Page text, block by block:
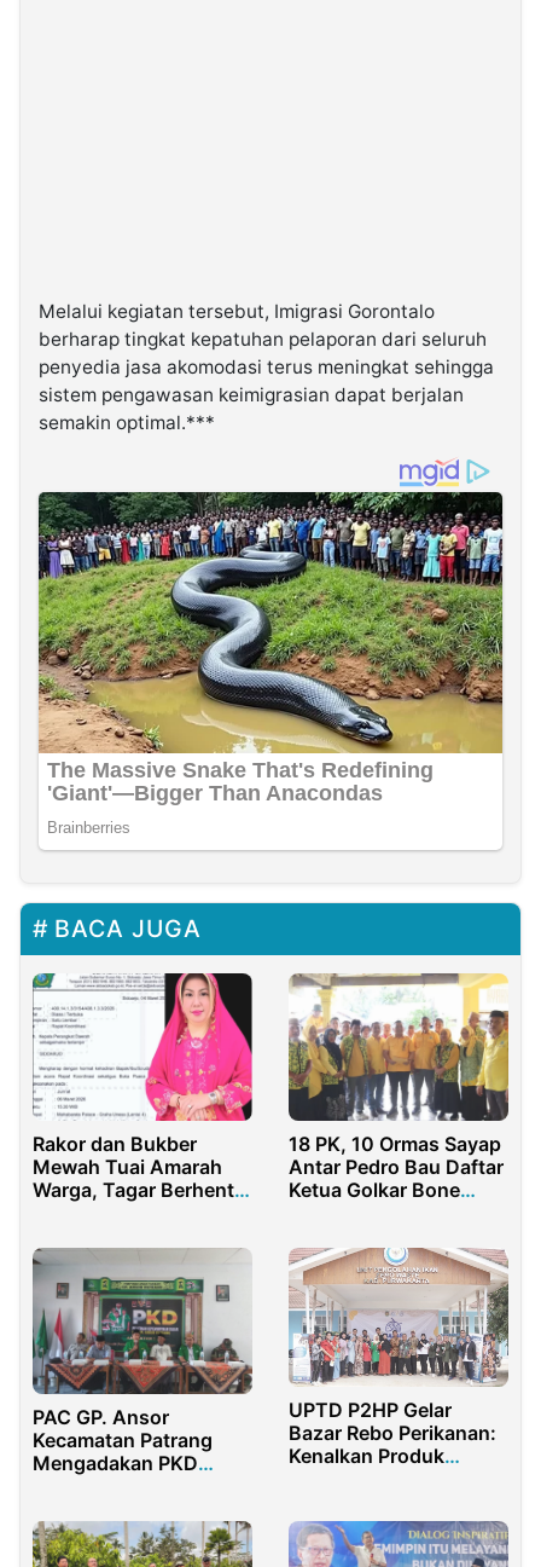
Melalui kegiatan tersebut, Imigrasi Gorontalo
berharap tingkat kepatuhan pelaporan dari seluruh
penyedia jasa akomodasi terus meningkat sehingga
sistem pengawasan keimigrasian dapat berjalan
semakin optimal.***
BACA JUGA
Rakor dan Bukber
Mewah Tuai Amarah
Warga, Tagar Berhenti
18 PK, 10 Ormas Sayap
Antar Pedro Bau Daftar
Ketua Golkar Bone
PAC GP. Ansor
Kecamatan Patrang
Mengadakan PKD
UPTD P2HP Gelar
Bazar Rebo Perikanan:
Kenalkan Produk